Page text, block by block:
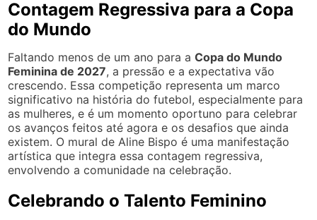
Contagem Regressiva para a Copa
do Mundo
Faltando menos de um ano para aCopa do Mundo
Feminina de 2027, a pressão e a expectativa vão
crescendo. Essa competição representa um marco
significativo na história do futebol, especialmente para
as mulheres, e é um momento oportuno para celebrar
os avanços feitos até agora e os desafios que ainda
existem. O mural de Aline Bispo é uma manifestação
artística que integra essa contagem regressiva,
envolvendo a comunidade na celebração.
Celebrando o Talento Feminino